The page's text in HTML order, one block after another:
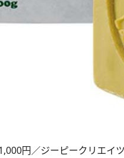
円／ジーピークリエイ